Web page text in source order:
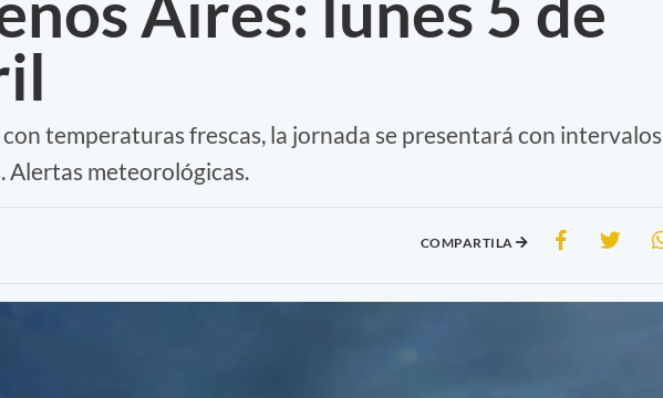
con temperaturas frescas, la jornada se presentará con intervalos
Alertas meteorológicas.
COMPARTILA